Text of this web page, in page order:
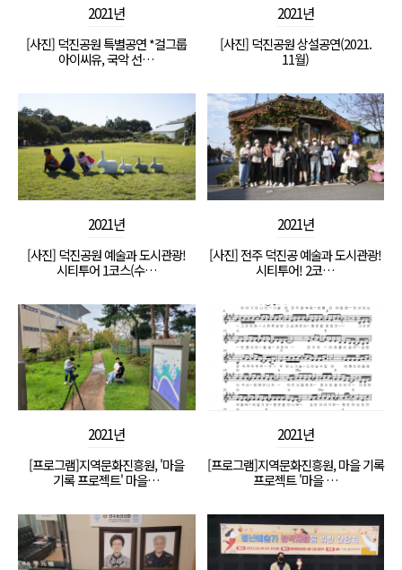
2021년
[사진] 덕진공원 특별공연 *걸그룹
아이씨유, 국악 선…
2021년
[사진] 덕진공원 상설공연(2021.
11월)
2021년
[사진] 덕진공원 예술과 도시관광!
시티투어 1코스(수…
2021년
[사진] 전주 덕진공 예술과 도시관광!
시티투어! 2코…
2021년
[프로그램]지역문화진흥원, '마을
기록 프로젝트' 마을…
2021년
[프로그램]지역문화진흥원, 마을 기록
프로젝트 '마을 …